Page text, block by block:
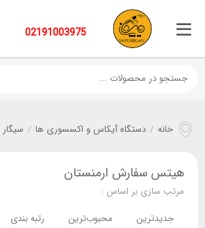
02191003975
خانه / دستگاه آیکاس و اکسسوری ها /
هیتس سفارش ارمنستان
مرتب سازی بر اساس :
جدیدترین
محبوب‌ترین رتبه بندی